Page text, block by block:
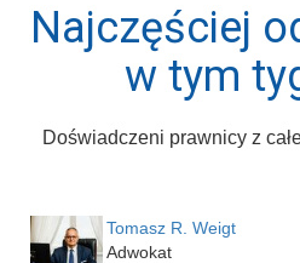
Najczęściej
w tym
Doświadczeni prawnicy z
Tomasz R. Weigt
Adwokat